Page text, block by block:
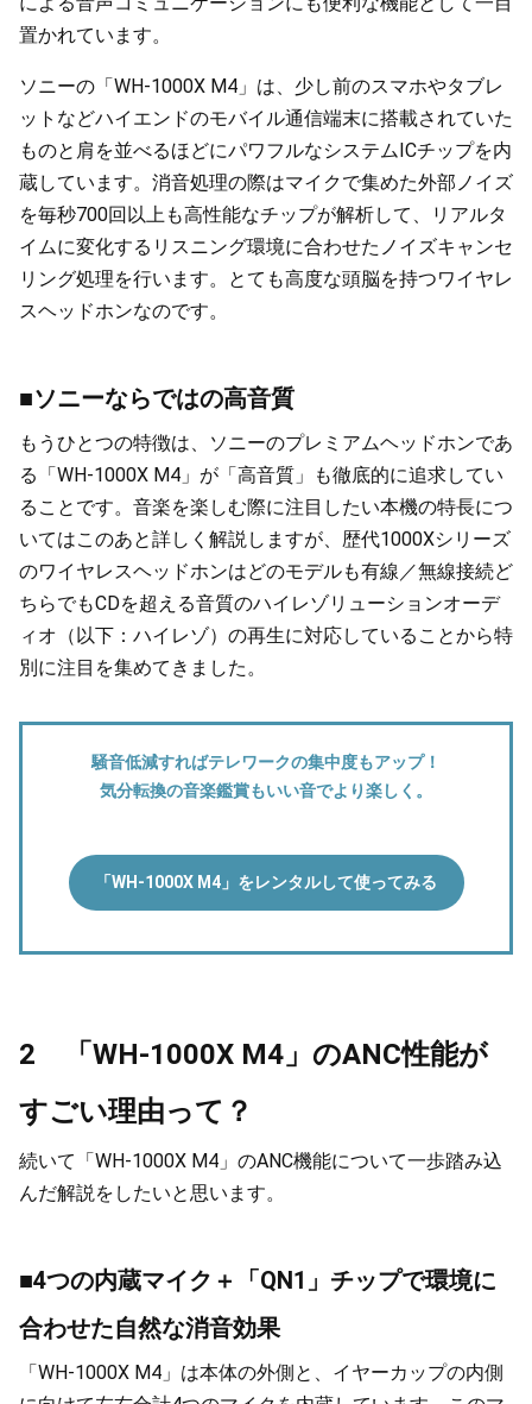
置かれています。
ソニーの「WH-1000X M4」は、少し前のスマホやタブレ
ットなどハイエンドのモバイル通信端末に搭載されていた
ものと肩を並べるほどにパワフルなシステムICチップを内
蔵しています。消音処理の際はマイクで集めた外部ノイズ
を毎秒700回以上も高性能なチップが解析して、リアルタ
イムに変化するリスニング環境に合わせたノイズキャンセ
リング処理を行います。とても高度な頭脳を持つワイヤレ
スヘッドホンなのです。
■ソニーならではの高音質
もうひとつの特徴は、ソニーのプレミアムヘッドホンであ
る「WH-1000X M4」が「高音質」も徹底的に追求してい
ることです。音楽を楽しむ際に注目したい本機の特長につ
いてはこのあと詳しく解説しますが、歴代1000Xシリーズ
のワイヤレスヘッドホンはどのモデルも有線／無線接続ど
ちらでもCDを超える音質のハイレゾリューションオーデ
ィオ（以下：ハイレゾ）の再生に対応していることから特
別に注目を集めてきました。
騒音低減すればテレワークの集中度もアップ！
気分転換の音楽鑑賞もいい音でより楽しく。
「WH-1000X M4」をレンタルして使ってみる
2 「WH-1000X M4」のANC性能が
すごい理由って？
続いて「WH-1000X M4」のANC機能について一歩踏み込
んだ解説をしたいと思います。
■4つの内蔵マイク＋「QN1」チップで環境に
合わせた自然な消音効果
「WH-1000X M4」は本体の外側と、イヤーカップの内側